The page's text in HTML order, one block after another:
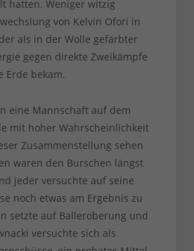
hatten. Weniger witzig
von Kelvin Ofori in
als in der Wolle gefärbter
gegen direkte Zweikämpfe
Erde bekam.
eine Mannschaft auf dem
mit hoher Wahrscheinlichkeit
Zusammenstellung sehen
waren den Burschen längst
jeder versuchte auf seine
noch etwas am Ergebnis zu
setzte auf Balleroberung und
versuchte sich als